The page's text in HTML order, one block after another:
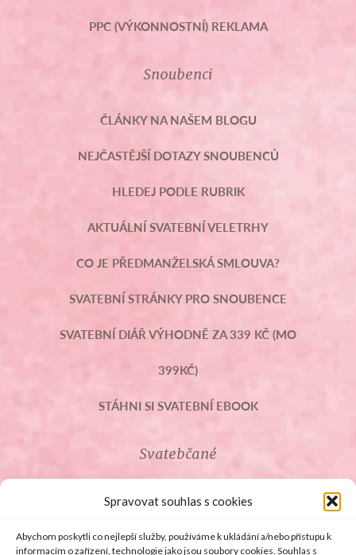
Spravovat souhlas s cookies
Abychom poskytli co nejlepší služby, používáme k ukládání a/nebo přístupu k
informacím o zařízení, technologie jako jsou soubory cookies. Souhlas s
PPC (VÝKONNOSTNÍ) REKLAMA
Snoubenci
ČLÁNKY NA NAŠEM BLOGU
NEJČASTĚJŠÍ DOTAZY SNOUBENCŮ
HLEDEJ PODLE RUBRIK
AKTUÁLNÍ SVATEBNÍ VELETRHY
CO JE PŘEDMANŽELSKÁ SMLOUVA?
SVATEBNÍ STRÁNKY PRO SNOUBENCE
SVATEBNÍ DIÁŘ VÝHODNĚ ZA 339 KČ (MO
399KČ)
STÁHNI SI SVATEBNÍ EBOOK
Svatebčané
ROZCESTNÍK PRO SVATEBČANY
SVATEBNÍ PROSLOVY